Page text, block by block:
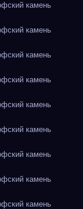
камень
камень
камень
камень
камень
камень
камень
камень
камень